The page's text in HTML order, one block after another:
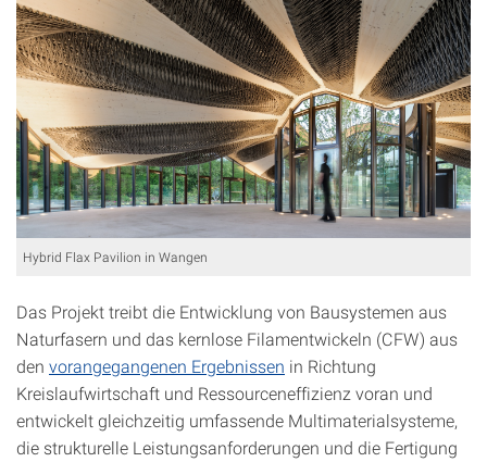
Hybrid Flax Pavilion in Wangen
Das Projekt treibt die Entwicklung von Bausystemen aus
Naturfasern und das kernlose Filamentwickeln (CFW) aus
den vorangegangenen Ergebnissen in Richtung
Kreislaufwirtschaft und Ressourceneffizienz voran und
entwickelt gleichzeitig umfassende Multimaterialsysteme,
die strukturelle Leistungsanforderungen und die Fertigung